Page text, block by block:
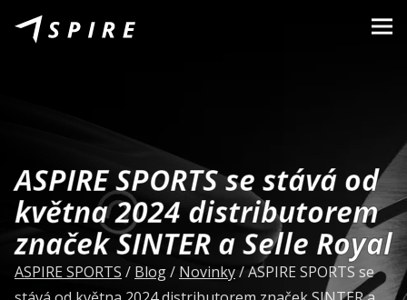
B2B Portal
Kariéra
Blog
ASPIRE SPORTS se stává od
května 2024 distributorem
značek SINTER a Selle Royal
ASPIRE SPORTS / Blog/ Novinky/ASPIRE SPORTS se